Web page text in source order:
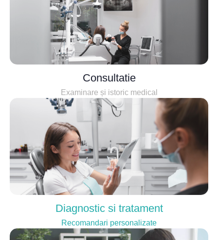
Consultatie
Examinare și istoric medical
Diagnostic si tratament
Recomandari personalizate